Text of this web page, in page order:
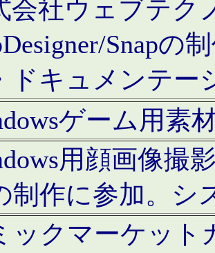
会社ウェブテク
Snapの
ドキュメンテー
ゲーム用素
用顔画像撮
制作に参加。シ
ックマーケット